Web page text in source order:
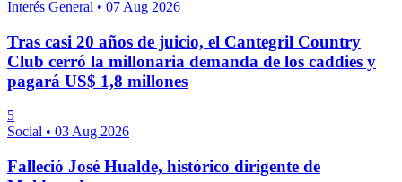
Interés General • 07 Aug 2026
Tras casi 20 años de juicio, el Cantegril Country
Club cerró la millonaria demanda de los caddies y
pagará US$ 1,8 millones
5
Social • 03 Aug 2026
Falleció José Hualde, histórico dirigente de